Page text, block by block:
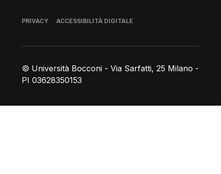
© Università Bocconi - Via Sarfatti, 25 Milano -
PI 03628350153
Piè di pagina
PRIVACY ACCESSIBILITÀ DIGITALE